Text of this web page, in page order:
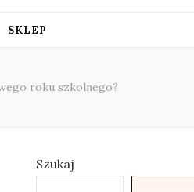
SKLEP
roku szkolnego?
Szukaj